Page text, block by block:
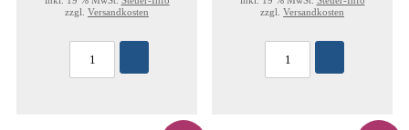
zzgl. Versandkosten
zzgl. Versandkosten